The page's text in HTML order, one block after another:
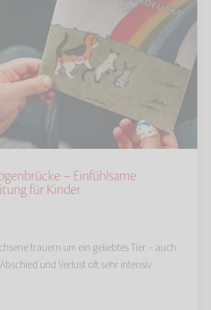
– Einfühlsame
für Kinder
trauern um ein geliebtes Tier – auch
und Verlust oft sehr intensiv.